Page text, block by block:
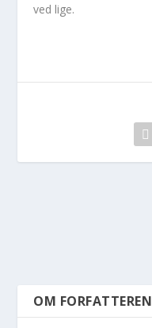
ved lige.
OM FORFATTEREN